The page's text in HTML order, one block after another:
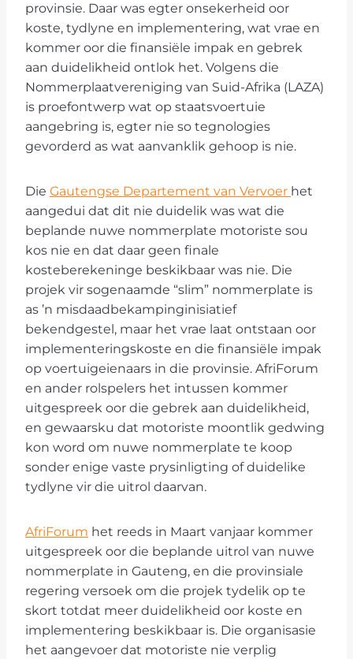
provinsie. Daar was egter onsekerheid oor
koste, tydlyne en implementering, wat vrae en
kommer oor die finansiële impak en gebrek
aan duidelikheid ontlok het. Volgens die
Nommerplaatvereniging van Suid-Afrika (LAZA)
is proefontwerp wat op staatsvoertuie
aangebring is, egter nie so tegnologies
gevorderd as wat aanvanklik gehoop is nie.
Die Gautengse Departement van Vervoer het
aangedui dat dit nie duidelik was wat die
beplande nuwe nommerplate motoriste sou
kos nie en dat daar geen finale
kosteberekeninge beskikbaar was nie. Die
projek vir sogenaamde “slim” nommerplate is
as ’n misdaadbekampinginisiatief
bekendgestel, maar het vrae laat ontstaan oor
implementeringskoste en die finansiële impak
op voertuigeienaars in die provinsie. AfriForum
en ander rolspelers het intussen kommer
uitgespreek oor die gebrek aan duidelikheid,
en gewaarsku dat motoriste moontlik gedwing
kon word om nuwe nommerplate te koop
sonder enige vaste prysinligting of duidelike
tydlyne vir die uitrol daarvan.
AfriForum het reeds in Maart vanjaar kommer
uitgespreek oor die beplande uitrol van nuwe
nommerplate in Gauteng, en die provinsiale
regering versoek om die projek tydelik op te
skort totdat meer duidelikheid oor koste en
implementering beskikbaar is. Die organisasie
het aangevoer dat motoriste nie verplig